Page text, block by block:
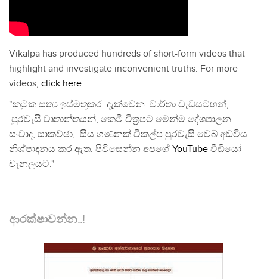
Vikalpa has produced hundreds of short-form videos that
highlight and investigate inconvenient truths. For more
videos, click here.
"කටුක සත්‍ය ඉස්මතුකර දැක්වෙන වාර්තා වැඩසටහන්,
පුරවැසි වෘතාන්තයන්, කෙටි චිත්‍රපට මෙන්ම දේශපාලන
සංවාද, සාකච්ඡා, සිය ගණනක් විකල්ප පුරවැසි වෙබ් අඩවිය
නිශ්පාදනය කර ඇත. පිවිසෙන්න අපගේ YouTube වීඩියෝ
චැනලයට."
ආරක්ෂාවන්න..!